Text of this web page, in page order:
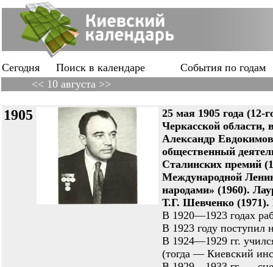
Сегодня Поиск в календаре
События по годам
<< 10 августа >>
1905
25 мая 1905 года (12-
Черкасской области,
Александр
общественный
Сталинских премий
Международной
народами» (1960).
Т.Г. Шевченко (1971).
В 1920—1923 годах
В 1923 году поступил
В 1924—1929 гг.
(тогда — Киевский